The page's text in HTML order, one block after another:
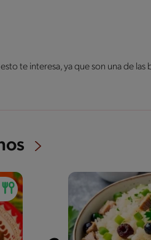
te interesa, ya que son una de las